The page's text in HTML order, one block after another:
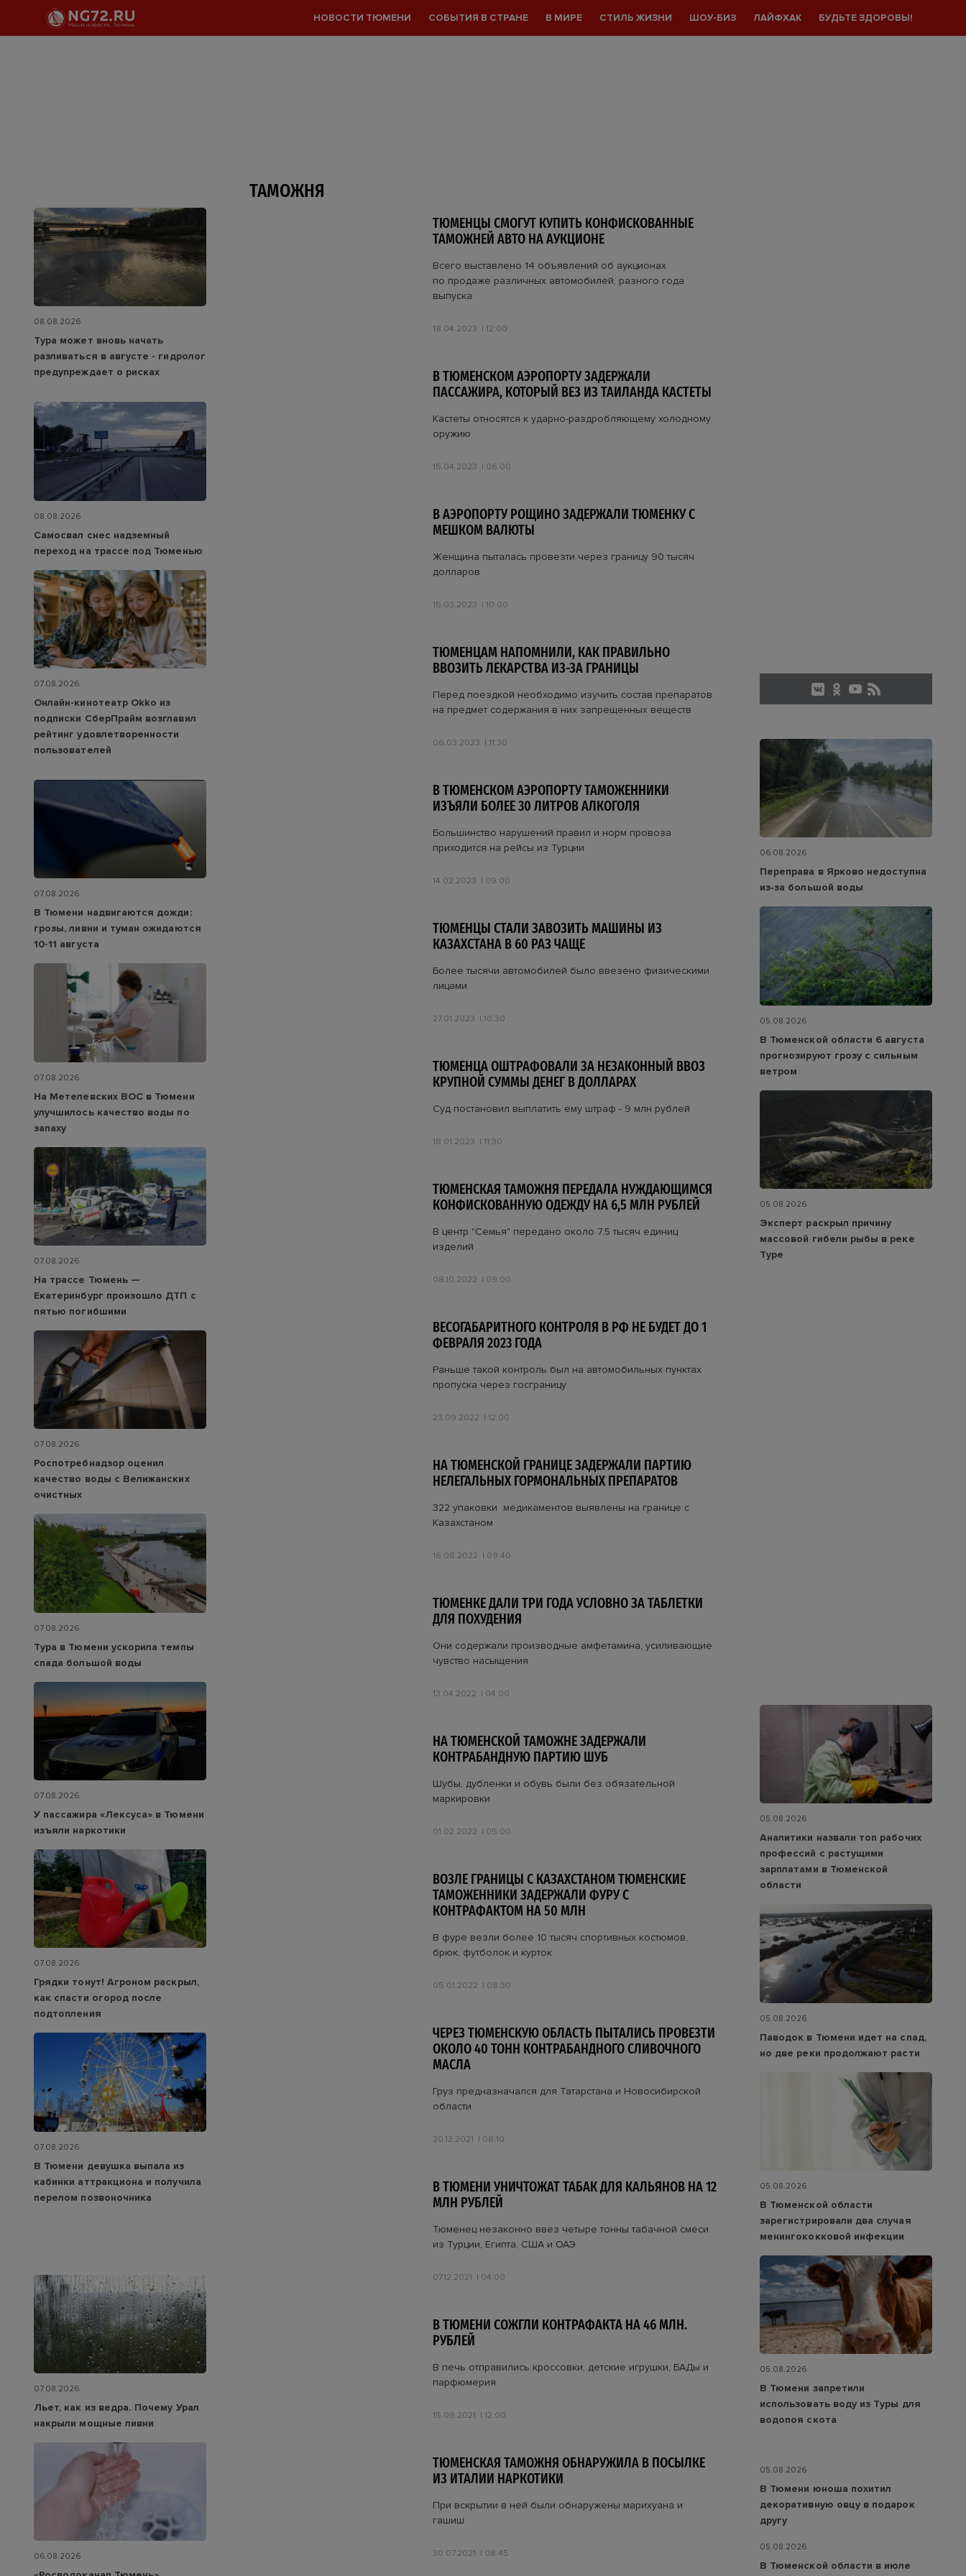
НОВОСТИ ТЮМЕНИ СОБЫТИЯ В СТРАНЕ В МИРЕ СТИЛЬ ЖИЗНИ ШОУ-БИЗ ЛАЙФХАК БУДЬТЕ ЗДОРОВЫ!
ТАМОЖНЯ
ТЮМЕНЦЫ СМОГУТ КУПИТЬ КОНФИСКОВАННЫЕ
ТАМОЖНЕЙ АВТО НА АУКЦИОНЕ
Всего выставлено 14 объявлений об аукционах
по продаже различных автомобилей, разного года
выпуска
18.04.2023 12:00
В ТЮМЕНСКОМ АЭРОПОРТУ ЗАДЕРЖАЛИ
ПАССАЖИРА, КОТОРЫЙ ВЕЗ ИЗ ТАИЛАНДА КАСТЕТЫ
Кастеты относятся к ударно-раздробляющему холодному
оружию
15.04.2023 06:00
В АЭРОПОРТУ РОЩИНО ЗАДЕРЖАЛИ ТЮМЕНКУ С
МЕШКОМ ВАЛЮТЫ
Женщина пыталась провезти через границу 90 тысяч
долларов
15.03.2023 10:00
ТЮМЕНЦАМ НАПОМНИЛИ, КАК ПРАВИЛЬНО
ВВОЗИТЬ ЛЕКАРСТВА ИЗ-ЗА ГРАНИЦЫ
Перед поездкой необходимо изучить состав препаратов
на предмет содержания в них запрещенных веществ
06.03.2023 11:30
В ТЮМЕНСКОМ АЭРОПОРТУ ТАМОЖЕННИКИ
ИЗЪЯЛИ БОЛЕЕ 30 ЛИТРОВ АЛКОГОЛЯ
Большинство нарушений правил и норм провоза
приходится на рейсы из Турции
14.02.2023 09:00
ТЮМЕНЦЫ СТАЛИ ЗАВОЗИТЬ МАШИНЫ ИЗ
КАЗАХСТАНА В 60 РАЗ ЧАЩЕ
Более тысячи автомобилей было ввезено физическими
лицами
27.01.2023 10:30
ТЮМЕНЦА ОШТРАФОВАЛИ ЗА НЕЗАКОННЫЙ ВВОЗ
КРУПНОЙ СУММЫ ДЕНЕГ В ДОЛЛАРАХ
Суд постановил выплатить ему штраф - 9 млн рублей
18.01.2023 11:30
ТЮМЕНСКАЯ ТАМОЖНЯ ПЕРЕДАЛА НУЖДАЮЩИМСЯ
КОНФИСКОВАННУЮ ОДЕЖДУ НА 6,5 МЛН РУБЛЕЙ
В центр "Семья" передано около 7,5 тысяч единиц
изделий
08.10.2022 09:00
ВЕСОГАБАРИТНОГО КОНТРОЛЯ В РФ НЕ БУДЕТ ДО 1
ФЕВРАЛЯ 2023 ГОДА
Раньше такой контроль был на автомобильных пунктах
пропуска через госграницу
23.09.2022 12:00
НА ТЮМЕНСКОЙ ГРАНИЦЕ ЗАДЕРЖАЛИ ПАРТИЮ
НЕЛЕГАЛЬНЫХ ГОРМОНАЛЬНЫХ ПРЕПАРАТОВ
322 упаковки медикаментов выявлены на границе с
Казахстаном
16.08.2022 09:40
ТЮМЕНКЕ ДАЛИ ТРИ ГОДА УСЛОВНО ЗА ТАБЛЕТКИ
ДЛЯ ПОХУДЕНИЯ
Они содержали производные амфетамина, усиливающие
чувство насыщения
13.04.2022 04:00
НА ТЮМЕНСКОЙ ТАМОЖНЕ ЗАДЕРЖАЛИ
КОНТРАБАНДНУЮ ПАРТИЮ ШУБ
Шубы, дубленки и обувь были без обязательной
маркировки
01.02.2022 05:00
ВОЗЛЕ ГРАНИЦЫ С КАЗАХСТАНОМ ТЮМЕНСКИЕ
ТАМОЖЕННИКИ ЗАДЕРЖАЛИ ФУРУ С
КОНТРАФАКТОМ НА 50 МЛН
В фуре везли более 10 тысяч спортивных костюмов,
брюк, футболок и курток
05.01.2022 08:30
ЧЕРЕЗ ТЮМЕНСКУЮ ОБЛАСТЬ ПЫТАЛИСЬ ПРОВЕЗТИ
ОКОЛО 40 ТОНН КОНТРАБАНДНОГО СЛИВОЧНОГО
МАСЛА
Груз предназначался для Татарстана и Новосибирской
области
20.12.2021 08:10
В ТЮМЕНИ УНИЧТОЖАТ ТАБАК ДЛЯ КАЛЬЯНОВ НА 12
МЛН РУБЛЕЙ
Тюменец незаконно ввез четыре тонны табачной смеси
из Турции, Египта, США и ОАЭ
07.12.2021 04:00
В ТЮМЕНИ СОЖГЛИ КОНТРАФАКТА НА 46 МЛН.
РУБЛЕЙ
В печь отправились кроссовки, детские игрушки, БАДы и
парфюмерия
15.09.2021 12:00
ТЮМЕНСКАЯ ТАМОЖНЯ ОБНАРУЖИЛА В ПОСЫЛКЕ
ИЗ ИТАЛИИ НАРКОТИКИ
При вскрытии в ней были обнаружены марихуана и
гашиш
30.07.2021 08:45
08.08.2026
Тура может вновь начать
разливаться в августе - гидролог
предупреждает о рисках
08.08.2026
Самосвал снес надземный
переход на трассе под Тюменью
07.08.2026
Онлайн-кинотеатр Okko из
подписки СберПрайм возглавил
рейтинг удовлетворенности
пользователей
07.08.2026
В Тюмени надвигаются дожди:
грозы, ливни и туман ожидаются
10-11 августа
07.08.2026
На Метелевских ВОС в Тюмени
улучшилось качество воды по
запаху
07.08.2026
На трассе Тюмень —
Екатеринбург произошло ДТП с
пятью погибшими
07.08.2026
Роспотребнадзор оценил
качество воды с Велижанских
очистных
07.08.2026
Тура в Тюмени ускорила темпы
спада большой воды
07.08.2026
У пассажира «Лексуса» в Тюмени
изъяли наркотики
07.08.2026
Грядки тонут! Агроном раскрыл,
как спасти огород после
подтопления
07.08.2026
В Тюмени девушка выпала из
кабинки аттракциона и получила
перелом позвоночника
07.08.2026
Льет, как из ведра. Почему Урал
накрыли мощные ливни
06.08.2026
06.08.2026
Переправа в Ярково недоступна
из‑за большой воды
05.08.2026
В Тюменской области 6 августа
прогнозируют грозу с сильным
ветром
05.08.2026
Эксперт раскрыл причину
массовой гибели рыбы в реке
Туре
05.08.2026
Аналитики назвали топ рабочих
профессий с растущими
зарплатами в Тюменской
области
05.08.2026
Паводок в Тюмени идет на спад,
но две реки продолжают расти
05.08.2026
В Тюменской области
зарегистрировали два случая
менингококковой инфекции
05.08.2026
В Тюмени запретили
использовать воду из Туры для
водопоя скота
05.08.2026
В Тюмени юноша похитил
декоративную овцу в подарок
другу
05.08.2026
В Тюменской области в июле